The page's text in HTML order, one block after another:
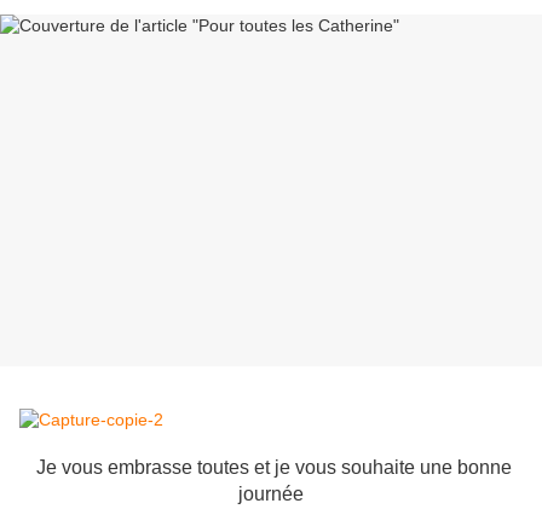
Je vous embrasse toutes et je vous souhaite une bonne
journée